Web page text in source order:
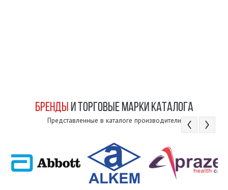
БРЕНДЫ И ТОРГОВЫЕ МАРКИ КАТАЛОГА
Представленные в каталоге производители